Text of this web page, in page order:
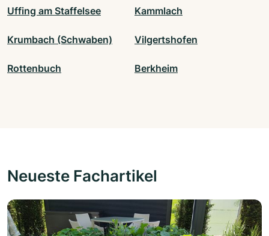
Uffing am Staffelsee Kammlach
Krumbach (Schwaben) Vilgertshofen
Rottenbuch Berkheim
Neueste Fachartikel